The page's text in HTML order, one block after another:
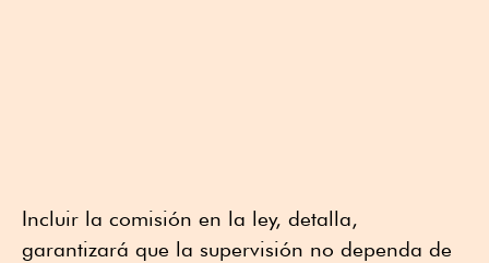
Incluir la comisión en la ley, detalla,
garantizará que la supervisión no dependa de